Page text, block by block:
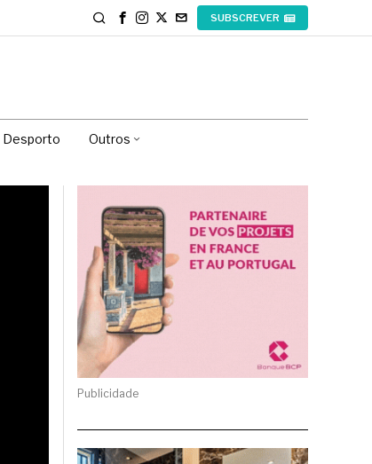
SUBSCREVER
Desporto Outros
Publicidade